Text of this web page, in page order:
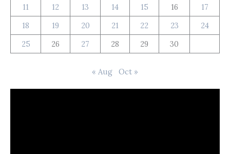
11 12 13 14 15 16
17
18
19 20 21 22 23
24
25
26 27 28 29 30
« Aug Oct »